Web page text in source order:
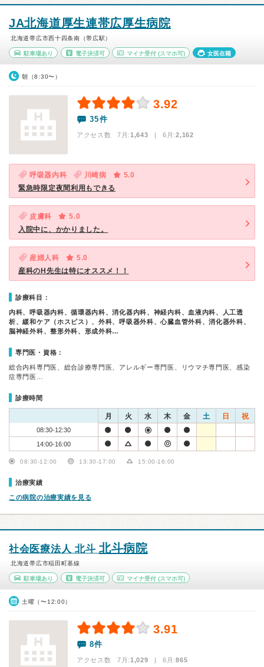
JA北海道厚生連帯広厚生病院
北海道帯広市西十四条南（帯広駅）
駐車場あり 電子決済可 マイナ受付 (スマホ可) 女医在籍
朝（8:30〜）
3.92
35件
アクセス数 7月:1,643 | 6月:2,162
呼吸器内科 川崎病
5.0
緊急時限定夜間利用もできる
皮膚科
5.0
入院中に、かかりました。
産婦人科
5.0
産科のH先生は特にオススメ！！
診療科目：
内科、呼吸器内科、循環器内科、消化器内科、神経内科、血液内科、人工透
析、緩和ケア（ホスピス）、外科、呼吸器外科、心臓血管外科、消化器外科、
脳神経外科、整形外科、形成外科…
専門医・資格：
総合内科専門医、総合診療専門医、アレルギー専門医、リウマチ専門医、感染
症専門医…
診療時間
月 火 水 木 金 土 日 祝
08:30-12:30
14:00-16:00
08:30-12:00 13:30-17:00 15:00-16:00
治療実績
この病院の治療実績を見る
社会医療法人 北斗 北斗病院
北海道帯広市稲田町基線
駐車場あり 電子決済可 マイナ受付 (スマホ可)
土曜（〜12:00）
3.91
8件
アクセス数 7月:1,029 | 6月:865